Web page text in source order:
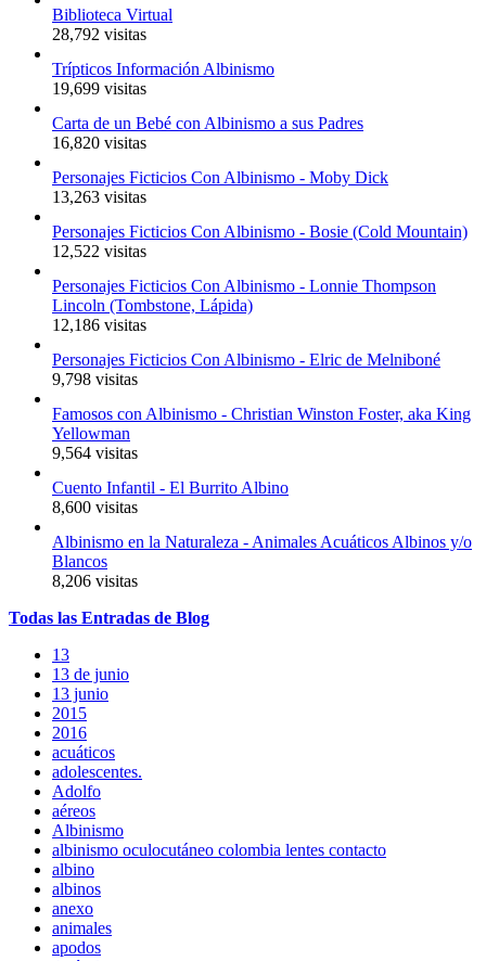
Biblioteca Virtual
28,792 visitas
Trípticos Información Albinismo
19,699 visitas
Carta de un Bebé con Albinismo a sus Padres
16,820 visitas
Personajes Ficticios Con Albinismo - Moby Dick
13,263 visitas
Personajes Ficticios Con Albinismo - Bosie (Cold Mountain)
12,522 visitas
Personajes Ficticios Con Albinismo - Lonnie Thompson
Lincoln (Tombstone, Lápida)
12,186 visitas
Personajes Ficticios Con Albinismo - Elric de Melniboné
9,798 visitas
Famosos con Albinismo - Christian Winston Foster, aka King
Yellowman
9,564 visitas
Cuento Infantil - El Burrito Albino
8,600 visitas
Albinismo en la Naturaleza - Animales Acuáticos Albinos y/o
Blancos
8,206 visitas
Todas las Entradas de Blog
13
13 de junio
13 junio
2015
2016
acuáticos
adolescentes.
Adolfo
aéreos
Albinismo
albinismo oculocutáneo colombia lentes contacto
albino
albinos
anexo
animales
apodos